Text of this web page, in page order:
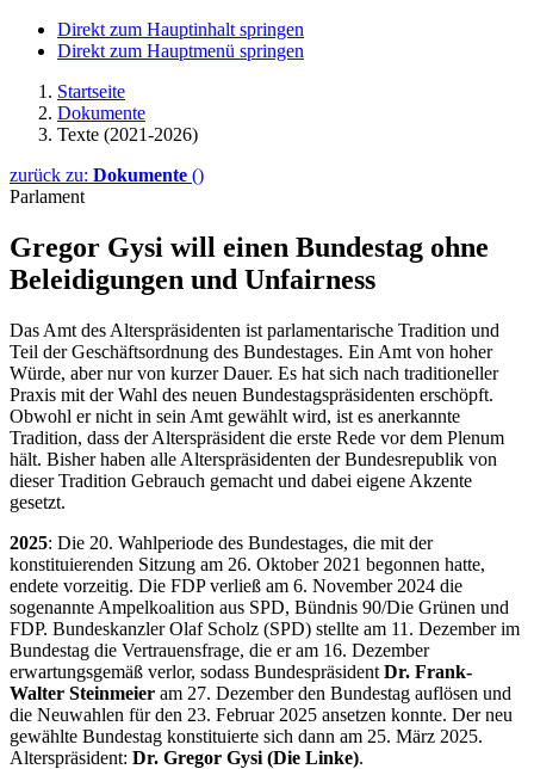
Direkt zum Hauptinhalt springen
Direkt zum Hauptmenü springen
Startseite
Dokumente
Texte (2021-2026)
zurück zu: Dokumente ()
Parlament
Gregor Gysi will einen Bundestag ohne
Beleidi­gungen und Unfairness
Das Amt des Alterspräsidenten ist parlamentarische Tradition und
Teil der Geschäftsordnung des Bundestages. Ein Amt von hoher
Würde, aber nur von kurzer Dauer. Es hat sich nach traditioneller
Praxis mit der Wahl des neuen Bundestagspräsidenten erschöpft.
Obwohl er nicht in sein Amt gewählt wird, ist es anerkannte
Tradition, dass der Alterspräsident die erste Rede vor dem Plenum
hält. Bisher haben alle Alterspräsidenten der Bundesrepublik von
dieser Tradition Gebrauch gemacht und dabei eigene Akzente
gesetzt.
2025: Die 20. Wahlperiode des Bundestages, die mit der
konstituierenden Sitzung am 26. Oktober 2021 begonnen hatte,
endete vorzeitig. Die FDP verließ am 6. November 2024 die
sogenannte Ampelkoalition aus SPD, Bündnis 90/Die Grünen und
FDP. Bundeskanzler Olaf Scholz (SPD) stellte am 11. Dezember im
Bundestag die Vertrauensfrage, die er am 16. Dezember
erwartungsgemäß verlor, sodass Bundespräsident Dr. Frank-
Walter Steinmeier am 27. Dezember den Bundestag auflösen und
die Neuwahlen für den 23. Februar 2025 ansetzen konnte. Der neu
gewählte Bundestag konstituierte sich dann am 25. März 2025.
Alterspräsident: Dr. Gregor Gysi (Die Linke).